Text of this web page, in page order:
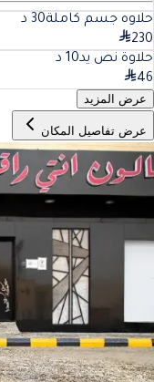
حلاوه جسم كاملة30 د
230
حلاوة نص يد10 د
46
عرض المزيد
عرض تفاصيل المكان